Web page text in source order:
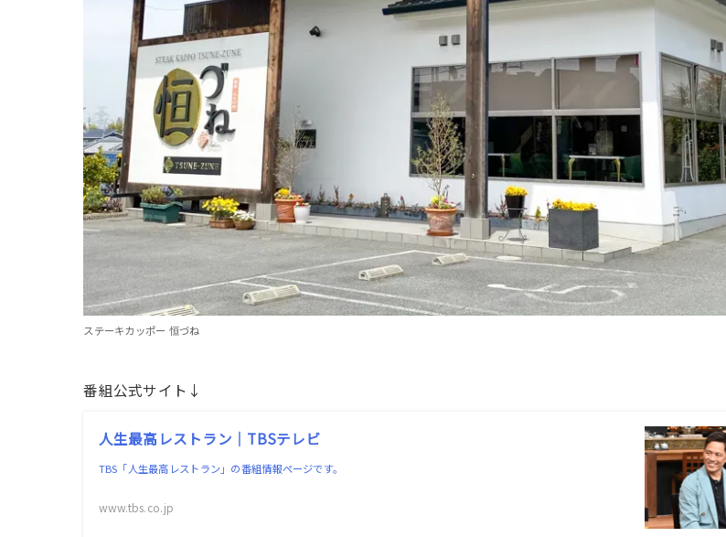
ステーキカッポー 恒づね
番組公式サイト↓
人生最高レストラン｜TBSテレビ
TBS「人生最高レストラン」の番組情報ページです。
www.tbs.co.jp